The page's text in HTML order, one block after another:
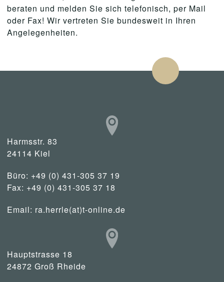
beraten und melden Sie sich telefonisch, per Mail
oder Fax! Wir vertreten Sie bundesweit in Ihren
Angelegenheiten.
Harmsstr. 83
24114 Kiel
Büro: +49 (0) 431-305 37 19
Fax: +49 (0) 431-305 37 18
Email: ra.herrle(at)t-online.de
Hauptstrasse 18
24872 Groß Rheide